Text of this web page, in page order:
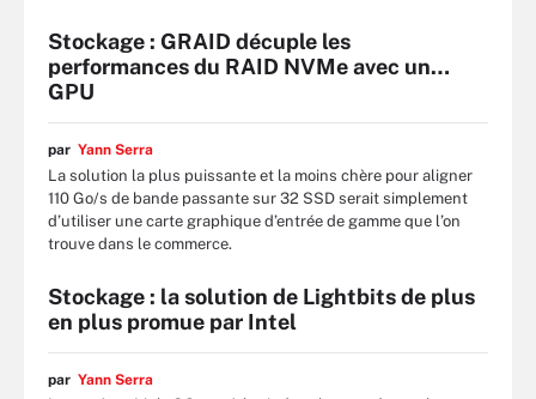
Stockage : GRAID décuple les
performances du RAID NVMe avec un…
GPU
par Yann Serra
La solution la plus puissante et la moins chère pour aligner
110 Go/s de bande passante sur 32 SSD serait simplement
d’utiliser une carte graphique d’entrée de gamme que l’on
trouve dans le commerce.
Stockage : la solution de Lightbits de plus
en plus promue par Intel
par Yann Serra